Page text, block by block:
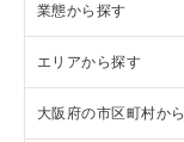
業態から探す
ラーメンの居抜き
フランス料理の居
エリアから探す
東京23区の飲食店
大阪府の市区町村か